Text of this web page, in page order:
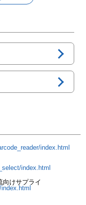
index.html
index.html
向けサプライ